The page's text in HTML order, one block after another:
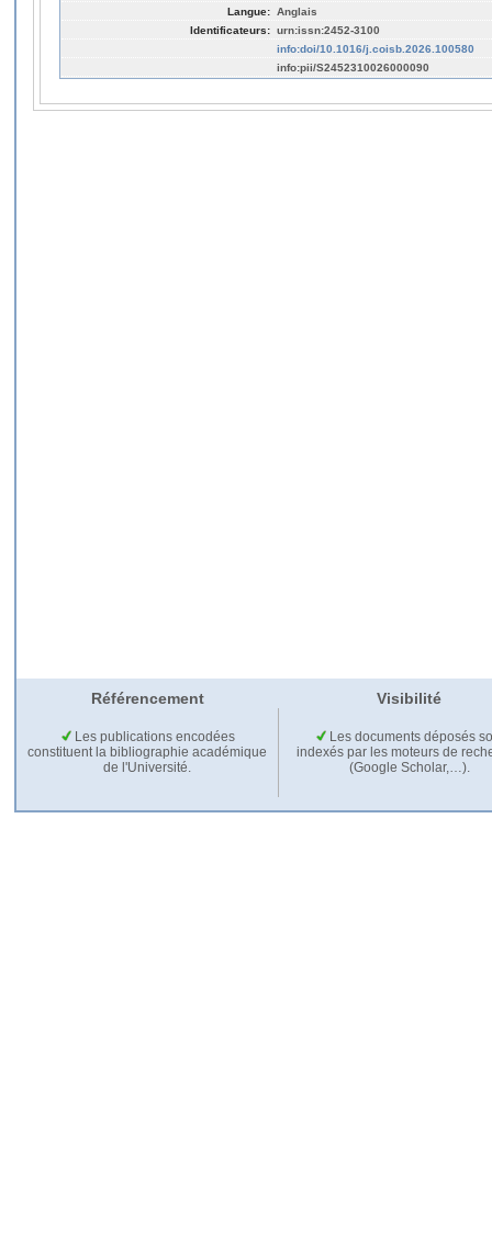
Langue: Anglais
Identificateurs: urn:issn:2452-3100
info:doi/10.1016/j.coisb.2026.100580
info:pii/S2452310026000090
Référencement Visibilité
Les publications encodées
constituent la bibliographie académique
de l'Université.
Les documents déposés
indexés par les moteurs de
(Google Scholar,…).